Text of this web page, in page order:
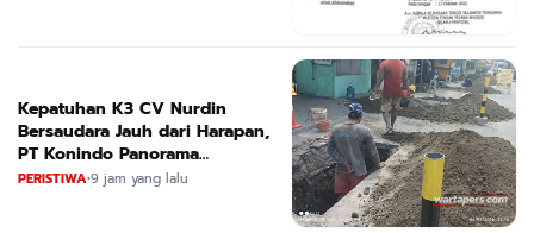
Kepatuhan K3 CV Nurdin
Bersaudara Jauh dari Harapan,
PT Konindo Panorama
Konsultan Dituding Lalai Awasi
PERISTIWA•9 jam yang lalu